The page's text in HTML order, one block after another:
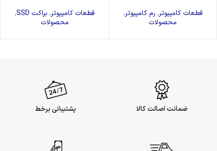
قطعات کامپیوتر, رم کامپیوتر,
محصولات
قطعات کامپیوتر, براکت SSD
,
محصولات
ضمانت اصالت کالا پشتیبانی برخط